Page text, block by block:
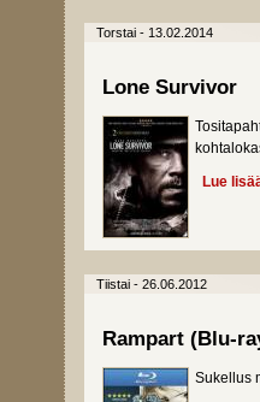
Torstai - 13.02.2014
Lone Survivor
Lue
Tiistai - 26.06.2012
Rampart (Blu-
Sukellus